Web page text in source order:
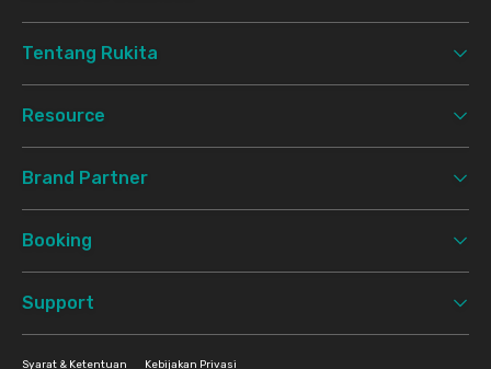
Tentang Rukita
Resource
Brand Partner
Booking
Support
Syarat & Ketentuan Kebijakan Privasi